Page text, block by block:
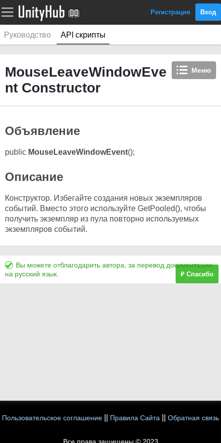
Регистрация Вход
Руководство API скрипты
Меню
MouseLeaveWindowEve
nt Constructor
Объявление
public MouseLeaveWindowEvent();
Описание
Конструктор. Избегайте создания новых экземпляров
событий. Вместо этого используйте GetPooled(), чтобы
получить экземпляр из пула повторно используемых
экземпляров событий.
Вы можете отблагодарить автора, за перевод документации
на русский язык.
₽ Спасибо
Пользовательское соглашение Правила Сайта Обратная связь